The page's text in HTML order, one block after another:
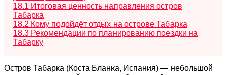
18.1 Итоговая ценность направления остров
Табарка
18.2 Кому подойдёт отдых на острове Табарка
18.3 Рекомендации по планированию поездки на
Табарку
Остров Табарка (Коста Бланка, Испания) — небольшой